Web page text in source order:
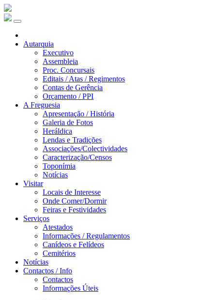
Autarquia
Executivo
Assembleia
Proc. Concursais
Editais / Atas / Regimentos
Contas de Gerência
Orçamento / PPI
A Freguesia
Apresentação / História
Galeria de Fotos
Heráldica
Lendas e Tradições
Associações/Colectividades
Caracterização/Censos
Toponímia
Notícias
Visitar
Locais de Interesse
Onde Comer/Dormir
Feiras e Festividades
Serviços
Atestados
Informações / Regulamentos
Canídeos e Felídeos
Cemitérios
Notícias
Contactos / Info
Contactos
Informações Úteis